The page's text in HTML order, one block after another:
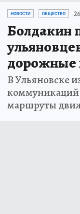
НОВОСТИ ОБЩЕСТВО
Болдакин
дорожные
В Ульяновске
маршруты